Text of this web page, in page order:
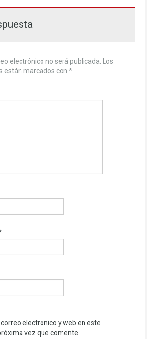
electrónico no será publicada.
Los
están marcados con *
electrónico y web en este
vez que comente.